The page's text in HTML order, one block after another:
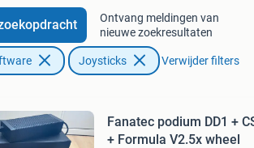
Ontvang meldingen van
nieuwe zoekresultaten
Joysticks Verwijder filters
Fanatec podium DD1 +
+ Formula V2.5x wheel